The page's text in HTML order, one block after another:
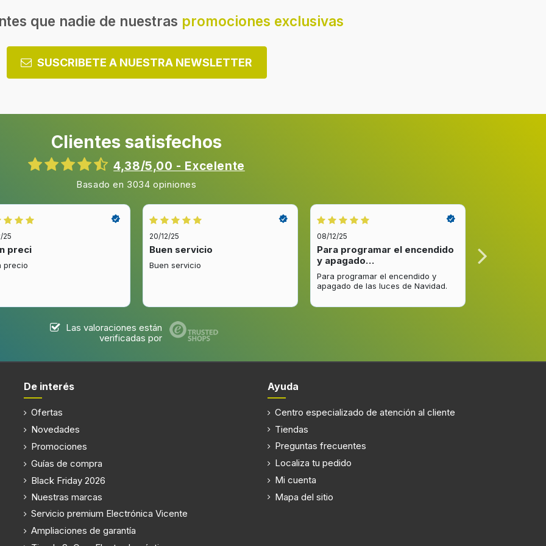
Xcelerator
contraste dinámico
Resolución de la pantalla
Diagonal de pantalla
y digital Autobusqueda de canal
sonido de un dispositivo móvil
HbbTV
2.0.4
Guía universal
Enhanced Audio Return Channel
(eARC) (Canal de retorno de audio
que nadie de nuestras promociones exclusivas
SUSCRIBETE A NUESTRA NEWSLETTER
Clientes satisfechos
4,38/5,00 - Excelente
Basado en 3034 opiniones
25
preci
precio
20/12/25
Buen servicio
Buen servicio
08/12/25
Para programar el encendido
y apagado…
Para programar el encendido y
apagado de las luces de Navidad.
venta y…
Las valoraciones están
verificadas por
De interés
Ofertas
Novedades
Promociones
Guías de compra
Black Friday 2026
Nuestras marcas
Servicio premium Electrónica Vicente
Ampliaciones de garantía
Ayuda
Centro especializado de atención al cliente
Tiendas
Preguntas frecuentes
Localiza tu pedido
Mi cuenta
Mapa del sitio